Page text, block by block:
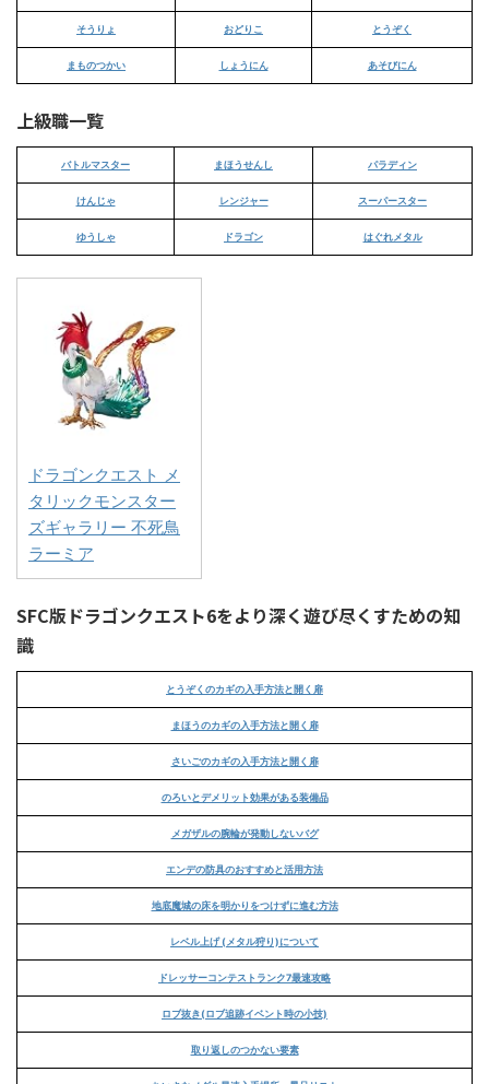
そうりょ おどりこ とうぞく
まものつかい しょうにん あそびにん
上級職一覧
バトルマスター まほうせんし パラディン
けんじゃ レンジャー スーパースター
ゆうしゃ ドラゴン はぐれメタル
ドラゴンクエスト メ
タリックモンスター
ズギャラリー 不死鳥
ラーミア
SFC版ドラゴンクエスト6をより深く遊び尽くすための知
識
とうぞくのカギの入手方法と開く扉
まほうのカギの入手方法と開く扉
さいごのカギの入手方法と開く扉
のろいとデメリット効果がある装備品
メガザルの腕輪が発動しないバグ
エンデの防具のおすすめと活用方法
地底魔城の床を明かりをつけずに進む方法
レベル上げ (メタル狩り)について
ドレッサーコンテストランク7最速攻略
ロブ抜き(ロブ追跡イベント時の小技)
取り返しのつかない要素